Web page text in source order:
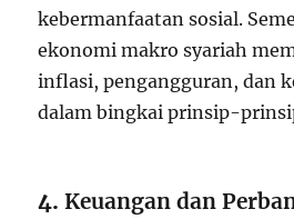
kebermanfaatan sosial.
ekonomi makro syariah
inflasi, pengangguran, dan
dalam bingkai prinsip-
4.Keuangan dan